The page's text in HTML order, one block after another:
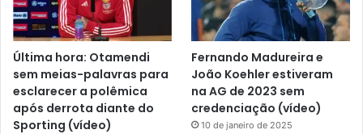
Última hora: Otamendi
sem meias-palavras para
esclarecer a polêmica
após derrota diante do
Sporting (vídeo)
Fernando Madureira e
João Koehler estiveram
na AG de 2023 sem
credenciação (vídeo)
10 de janeiro de 2025